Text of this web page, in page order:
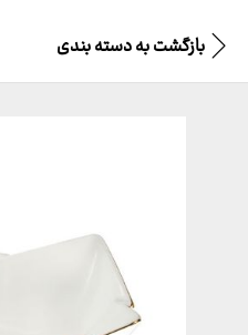
بازگشت بهدسته بندی